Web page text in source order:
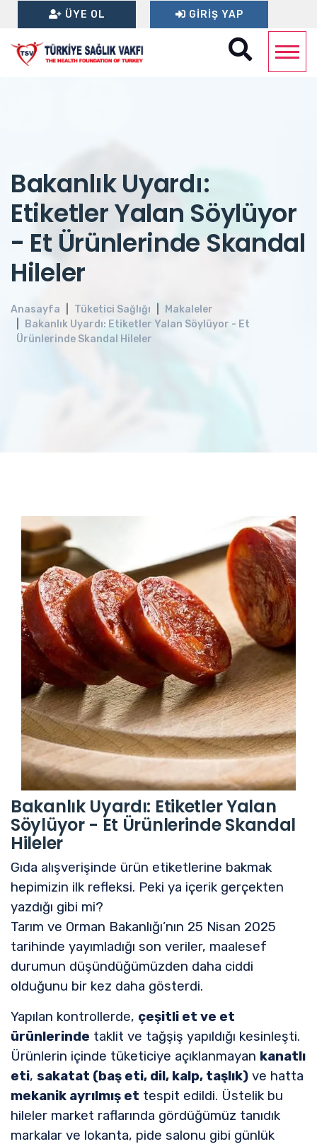
ÜYE OL GIRIŞ YAP
Bakanlık Uyardı:
Etiketler Yalan Söylüyor
- Et Ürünlerinde Skandal
Hileler
Anasayfa Tüketici Sağlığı
Makaleler
Bakanlık Uyardı: Etiketler Yalan Söylüyor - Et
Ürünlerinde Skandal Hileler
Bakanlık Uyardı: Etiketler Yalan
Söylüyor - Et Ürünlerinde Skandal
Hileler
Gıda alışverişinde ürün etiketlerine bakmak
hepimizin ilk refleksi. Peki ya içerik gerçekten
yazdığı gibi mi?
Tarım ve Orman Bakanlığı’nın 25 Nisan 2025
tarihinde yayımladığı son veriler, maalesef
durumun düşündüğümüzden daha ciddi
olduğunu bir kez daha gösterdi.
Yapılan kontrollerde, çeşitli et ve et
ürünlerinde taklit ve tağşiş yapıldığı kesinleşti.
Ürünlerin içinde tüketiciye açıklanmayan kanatlı
eti, sakatat (baş eti, dil, kalp, taşlık) ve hatta
mekanik ayrılmış et tespit edildi. Üstelik bu
hileler market raflarında gördüğümüz tanıdık
markalar ve lokanta, pide salonu gibi günlük